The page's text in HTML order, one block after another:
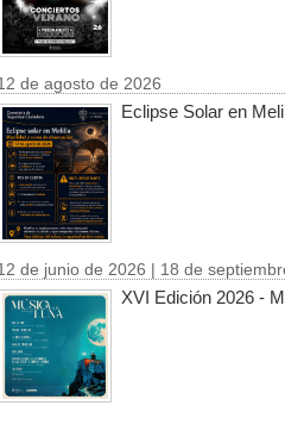
de agosto de 2026
Eclipse Solar en
de junio de 2026 | 18 de
XVI Edición 2026 -